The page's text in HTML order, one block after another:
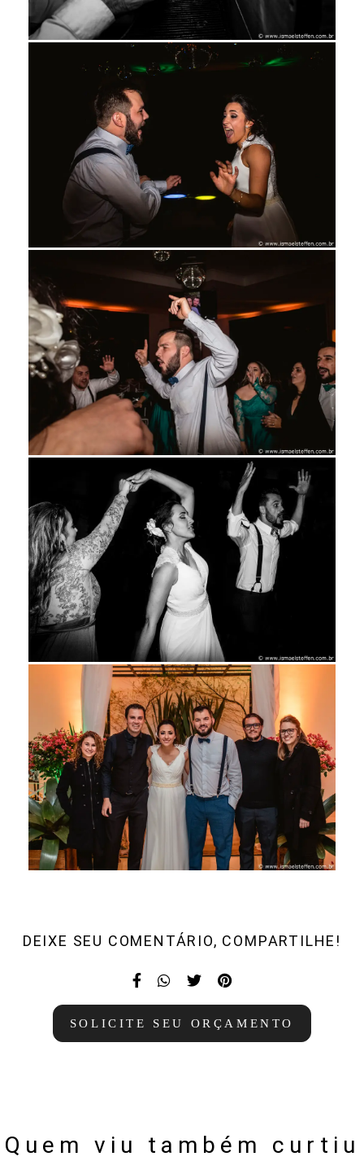
DEIXE SEU COMENTÁRIO, COMPARTILHE!
SOLICITE SEU ORÇAMENTO
Quem viu também curtiu